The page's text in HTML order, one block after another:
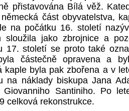
přistavována Bílá věž.
německá část obyvatelstva,
na počátku 16. století
sloužila jako zbrojnice a
17. století se proto také
částečně opravena a
kaple byla pak zbořena a v
na náklady biskupa Jana
Giovanniho Santiniho. Po
celková rekonstrukce.